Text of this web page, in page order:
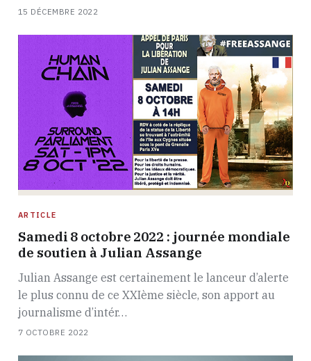
15 DÉCEMBRE 2022
ARTICLE
Samedi 8 octobre 2022 : journée mondiale
de soutien à Julian Assange
Julian Assange est certainement le lanceur d’alerte
le plus connu de ce XXIème siècle, son apport au
journalisme d’intér…
7 OCTOBRE 2022